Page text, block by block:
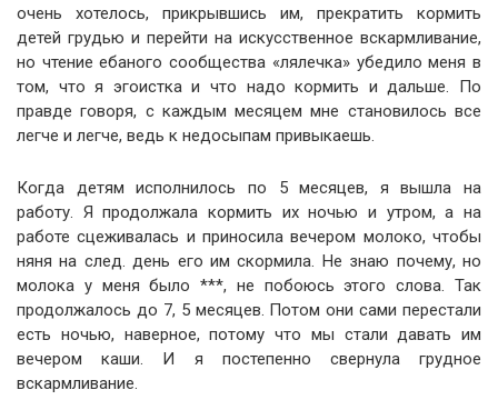
очень хотелось, прикрывшись им, прекратить кормить
детей грудью и перейти на искусственное вскармливание,
но чтение ебаного сообщества «лялечка» убедило меня в
том, что я эгоистка и что надо кормить и дальше. По
правде говоря, с каждым месяцем мне становилось все
легче и легче, ведь к недосыпам привыкаешь.
Когда детям исполнилось по 5 месяцев, я вышла на
работу. Я продолжала кормить их ночью и утром, а на
работе сцеживалась и приносила вечером молоко, чтобы
няня на след. день его им скормила. Не знаю почему, но
молока у меня было ***, не побоюсь этого слова. Так
продолжалось до 7, 5 месяцев. Потом они сами перестали
есть ночью, наверное, потому что мы стали давать им
вечером каши. И я постепенно свернула грудное
вскармливание.